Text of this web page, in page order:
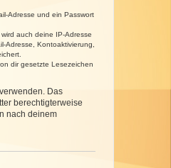
Adresse und ein Passwort
auch deine IP-Adresse
Adresse, Kontoaktivierung,
dir gesetzte Lesezeichen
Das
berechtigterweise
nach deinem